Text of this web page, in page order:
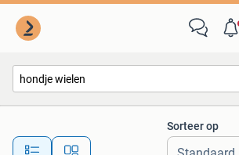
Alle afstanden…
Sorteer op